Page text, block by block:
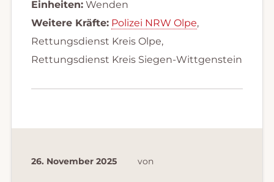
Einheiten:Wenden
Weitere Kräfte: Polizei NRW Olpe,
Rettungsdienst Kreis Olpe,
Rettungsdienst Kreis Siegen-Wittgenstein
26. November 2025 von